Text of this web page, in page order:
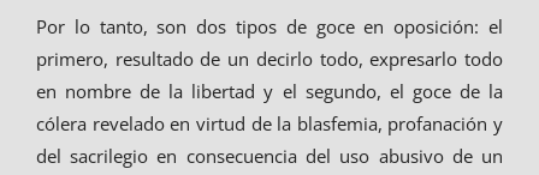
Por lo tanto, son dos tipos de goce en oposición: el
primero, resultado de un decirlo todo, expresarlo todo
en nombre de la libertad y el segundo, el goce de la
cólera revelado en virtud de la blasfemia, profanación y
del sacrilegio en consecuencia del uso abusivo de un